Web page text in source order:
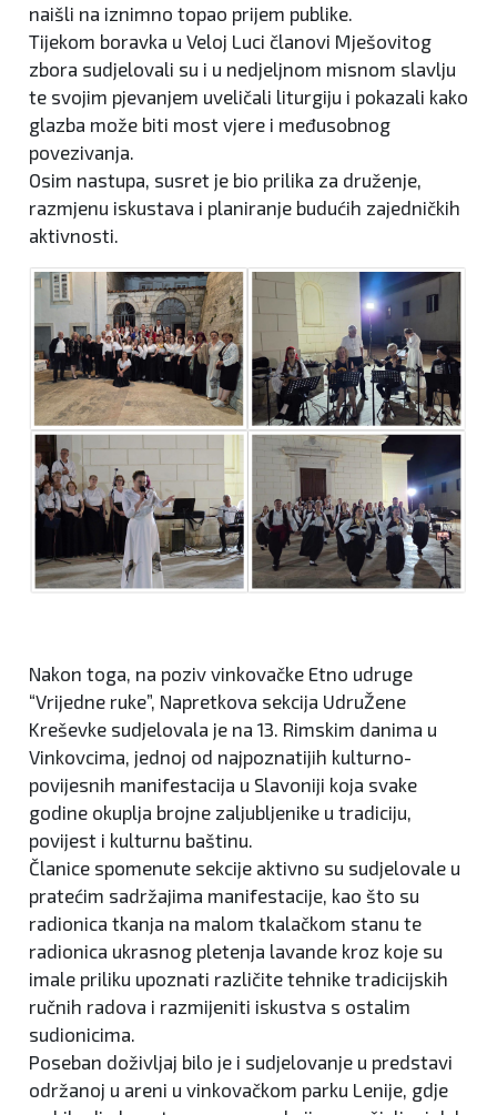
naišli na iznimno topao prijem publike.
Tijekom boravka u Veloj Luci članovi Mješovitog
zbora sudjelovali su i u nedjeljnom misnom slavlju
te svojim pjevanjem uveličali liturgiju i pokazali kako
glazba može biti most vjere i međusobnog
povezivanja.
Osim nastupa, susret je bio prilika za druženje,
razmjenu iskustava i planiranje budućih zajedničkih
aktivnosti.
Nakon toga, na poziv vinkovačke Etno udruge
“Vrijedne ruke”, Napretkova sekcija UdruŽene
Kreševke sudjelovala je na 13. Rimskim danima u
Vinkovcima, jednoj od najpoznatijih kulturno-
povijesnih manifestacija u Slavoniji koja svake
godine okuplja brojne zaljubljenike u tradiciju,
povijest i kulturnu baštinu.
Članice spomenute sekcije aktivno su sudjelovale u
pratećim sadržajima manifestacije, kao što su
radionica tkanja na malom tkalačkom stanu te
radionica ukrasnog pletenja lavande kroz koje su
imale priliku upoznati različite tehnike tradicijskih
ručnih radova i razmijeniti iskustva s ostalim
sudionicima.
Poseban doživljaj bilo je i sudjelovanje u predstavi
održanoj u areni u vinkovačkom parku Lenije, gdje